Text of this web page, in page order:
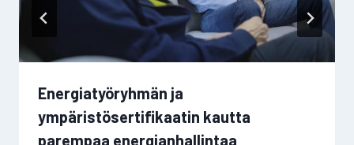
Energiatyöryhmän ja
ympäristösertifikaatin kautta
parempaa energianhallintaa